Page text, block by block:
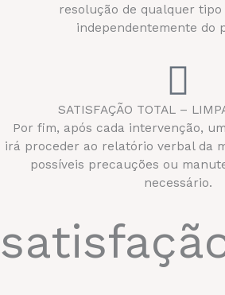
resolução de qualquer tipo
independentemente do
SATISFAÇÃO TOTAL –
Por fim, após cada intervenção,
irá proceder ao relatório verbal da
possíveis precauções ou
necessário.